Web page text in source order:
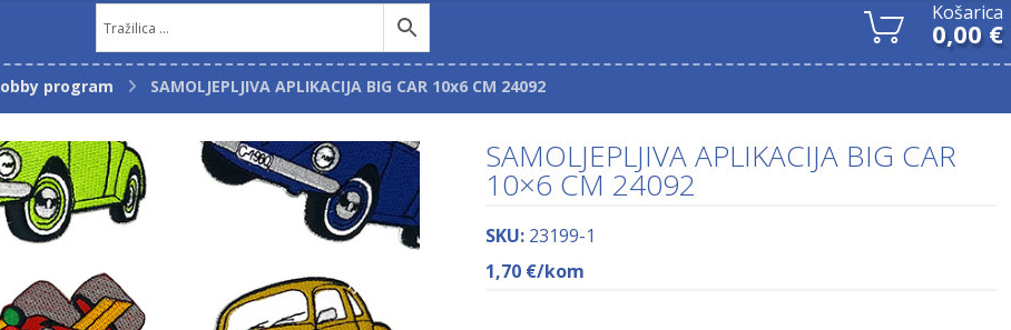
Košarica
0,00 €
program SAMOLJEPLJIVA APLIKACIJA BIG CAR 10x6 CM 24092
SAMOLJEPLJIVA APLIKACIJA BIG CAR
10×6 CM 24092
SKU: 23199-1
1,70 €/kom